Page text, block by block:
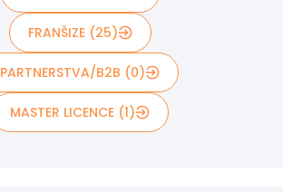
FRANŠIZE (25)
PARTNERSTVA/B2B (0)
MASTER LICENCE (1)